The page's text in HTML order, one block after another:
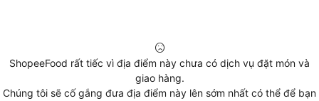
ShopeeFood rất tiếc vì địa điểm này chưa có dịch vụ đặt món và
giao hàng.
Chúng tôi sẽ cố gắng đưa địa điểm này lên sớm nhất có thể để bạn